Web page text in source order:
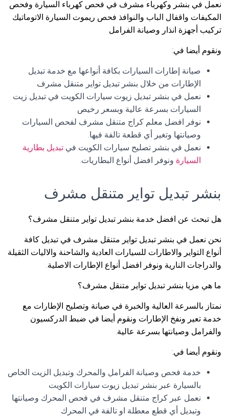
نعمل في بنشر وكهرباء مشرف في فحص كهرباء السيارة وفحص
المكيفات واقفال الباب والنوافذ فحص ريموت السيارة الاتوماتيك
تركيب أجهزة انذار وصيانة الفرامل
ونقوم أيضا في:
صيانة إطارات السيارات بكافة أنواعها مع خدمة تبديل
الإطارات من خلال بنشر تبديل تواير متنقل مشرف
نعمل في بنشر تبديل زيوت سيارات الكويت في تبديل زيت
السيارات بسرعة عالية وبسعر رخيص
نوفر افضل معلم كراج متنقل مشرف لفحص السيارات
وصيانتها وتغير أي قطعة تالفة فيها.
نعمل في بنشر تصليح سيارات الكويت في تبديل بطارية
السيارة ونوفر افضل أنواع البطاريات.
بنشر تبديل تواير متنقل مشرف
هل تبحث عن افضل خدمة بنشر تبديل تواير متنقل مشرف؟
نحن نعمل في بنشر تبديل تواير متنقل مشرف في تبديل كافة
أنواع التواير والاطارات للسيارات العادية والشاحنة والاليات الثقيلة
والدراجات النارية ونوفر افضل أنواع الإطارات الاصلية.
ما هي مزيا بنشر تبديل تواير متنقل مشرف؟
نمتاز بالسرعة العالية والخبرة في صيانة وتصليح الإطارات مع
خدمة تعير ونفخ الإطارات ونقوم أيضا في ضبط الدركسيون
والفرامل وصيانتها بسرعة عالية.
ونقوم أيضا في:
خدمة فحص وصيانة الفرامل والمحرك وتبديل الزيت الخاص
بالسيارة عبر بنشر تبديل زيوت سيارات الكويت
نعمل عبر كراج متنقل مشرف في فحص المحرك وصيانتها
وتبديل أي قطع معطلة او تالفة في المحرك